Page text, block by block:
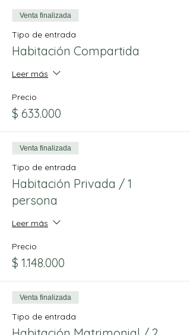
Venta finalizada
Tipo de entrada
Habitación Compartida
Leer más
Precio
$ 633.000
Venta finalizada
Tipo de entrada
Habitación Privada / 1
persona
Leer más
Precio
$ 1.148.000
Venta finalizada
Tipo de entrada